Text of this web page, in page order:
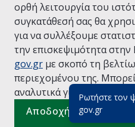
Ρωτήστε τον
gov.gr(πάτησε
ορθή λειτουργία του
συγκατάθεσή σας θα
για να συλλέξουμε
την επισκεψιμότητα
gov.gr με σκοπό τη
περιεχομένου της.
αναλυτικά για την
Αποδοχή όλων
ΕΠΙΣΚΕΦΘΕΙΤΕ ΤΟ
© Copyright 2026 -